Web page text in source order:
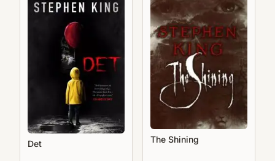
Det The Shining